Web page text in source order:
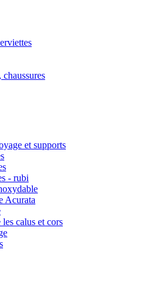
et supports
- rubi
Acurata
calus et cors